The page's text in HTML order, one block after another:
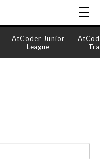
AtCoder Junior
League